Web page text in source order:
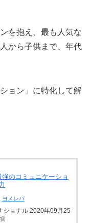
を抱え、最も人気な
から子供まで、年代
ョン」に特化して解
強のコミュニケーショ
ヨメレバ
ショナル 2020年09月25